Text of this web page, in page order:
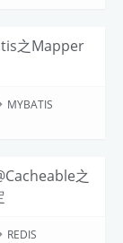
之Mapper
MYBATIS
之
REDIS